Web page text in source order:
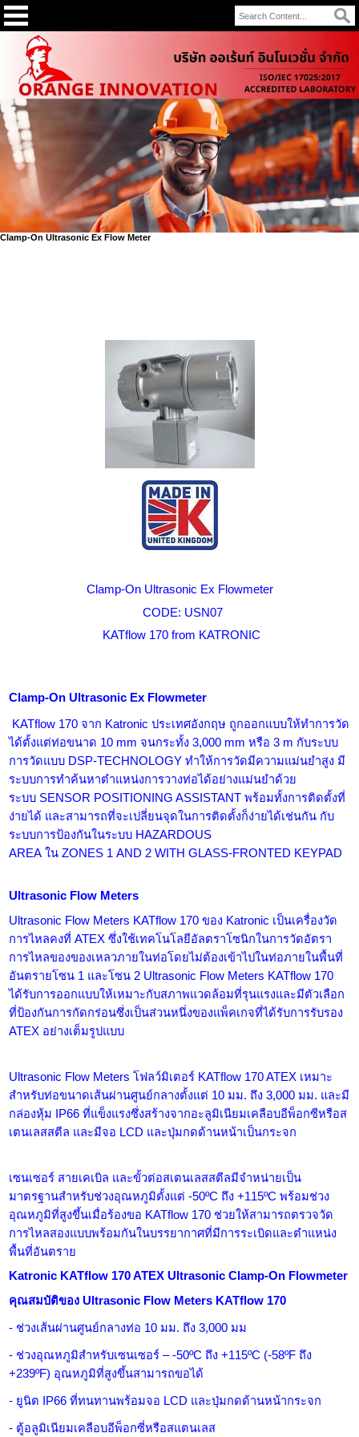
Clamp-On Ultrasonic Ex Flow Meter
Clamp-On Ultrasonic Ex Flowmeter
CODE: USN07
KATflow 170 from KATRONIC
Clamp-On Ultrasonic Ex Flowmeter
KATflow 170 จาก Katronicประเทศอังกฤษ ถูกออกแบบให้ทำการวัด
ได้ตั้งแต่ท่อขนาด 10 mm จนกระทั้ง 3,000 mmหรือ 3 m กับระบบ
การวัดแบบ DSP-TECHNOLOGYทำให้การวัดมีความแม่นยำสูง มี
ระบบการทำค้นหาตำแหน่งการวางท่อได้อย่างแม่นยำด้วย
ระบบ SENSOR POSITIONING ASSISTANTพร้อมทั้งการติดตั้งที่
ง่ายได้ และสามารถที่จะเปลี่ยนจุดในการติดตั้งก็ง่ายได้เช่นกัน กับ
ระบบการป้องกันในระบบ HAZARDOUS
AREAในZONES 1AND 2WITH GLASS-FRONTED KEYPAD
Ultrasonic Flow Meters
Ultrasonic Flow Meters KATflow 170 ของ Katronic เป็นเครื่องวัด
การไหลคงที่ ATEX ซึ่งใช้เทคโนโลยีอัลตราโซนิกในการวัดอัตรา
การไหลของของเหลวภายในท่อโดยไม่ต้องเข้าไปในท่อภายในพื้นที่
อันตรายโซน 1 และโซน 2 Ultrasonic Flow Meters KATflow 170
ได้รับการออกแบบให้เหมาะกับสภาพแวดล้อมที่รุนแรงและมีตัวเลือก
ที่ป้องกันการกัดกร่อนซึ่งเป็นส่วนหนึ่งของแพ็คเกจที่ได้รับการรับรอง
ATEX อย่างเต็มรูปแบบ
Ultrasonic Flow Metersโฟลว์มิเตอร์ KATflow 170 ATEX เหมาะ
สำหรับท่อขนาดเส้นผ่านศูนย์กลางตั้งแต่ 10 มม. ถึง 3,000 มม. และมี
กล่องหุ้ม IP66 ที่แข็งแรงซึ่งสร้างจากอะลูมิเนียมเคลือบอีพ็อกซีหรือส
เตนเลสสตีล และมีจอ LCD และปุ่มกดด้านหน้าเป็นกระจก
เซนเซอร์ สายเคเบิล และขั้วต่อสเตนเลสสตีลมีจำหน่ายเป็น
มาตรฐานสำหรับช่วงอุณหภูมิตั้งแต่ -50ºC ถึง +115ºC พร้อมช่วง
อุณหภูมิที่สูงขึ้นเมื่อร้องขอ KATflow 170 ช่วยให้สามารถตรวจวัด
การไหลสองแบบพร้อมกันในบรรยากาศที่มีการระเบิดและตำแหน่ง
พื้นที่อันตราย
Katronic KATflow 170 ATEX Ultrasonic Clamp-On Flowmeter
คุณสมบัติของUltrasonic Flow Meters KATflow 170
- ช่วงเส้นผ่านศูนย์กลางท่อ 10 มม. ถึง 3,000 มม
- ช่วงอุณหภูมิสำหรับเซนเซอร์ – -50ºC ถึง +115ºC (-58ºF ถึง
+239ºF) อุณหภูมิที่สูงขึ้นสามารถขอได้
- ยูนิต IP66 ที่ทนทานพร้อมจอ LCD และปุ่มกดด้านหน้ากระจก
- ตู้อลูมิเนียมเคลือบอีพ็อกซี่หรือสแตนเลส